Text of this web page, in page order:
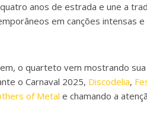
anos de estrada e une a
em canções intensas e
o quarteto vem mostrando
o Carnaval 2025, Discodelia,
of Metal e chamando a